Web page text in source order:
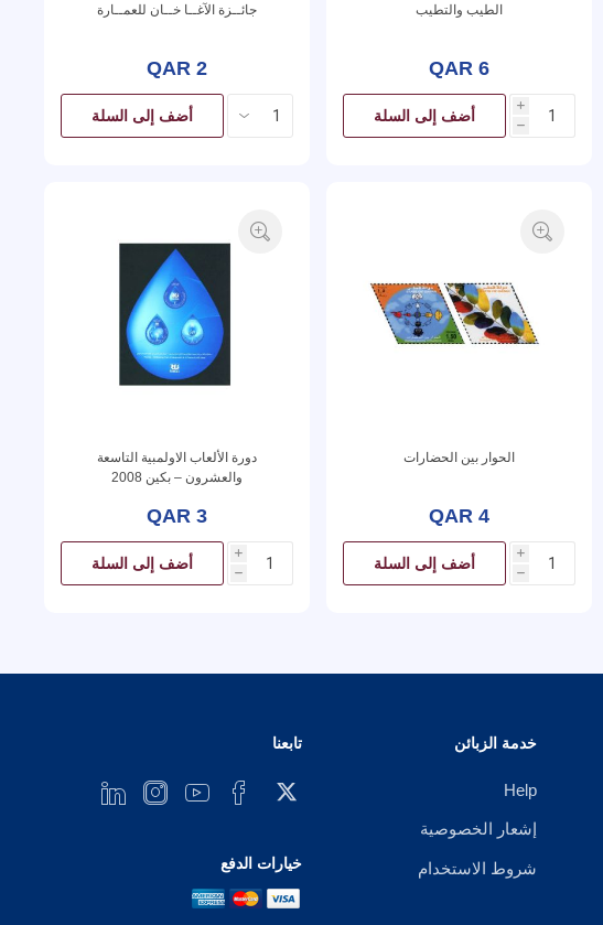
الطيب والتطيب
QAR 6
i
h
أضف إلى السلة
جائــزة الآغــا خــان للعمــارة
QAR 2
أضف إلى السلة
الحوار بين الحضارات
QAR 4
i
h
أضف إلى السلة
دورة الألعاب الاولمبية التاسعة
والعشرون – بكين 2008
QAR 3
i
h
أضف إلى السلة
خدمة الزبائن
Help
إشعار الخصوصية
شروط الاستخدام
تابعنا
خيارات الدفع